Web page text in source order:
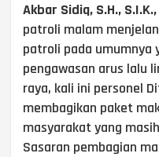
Akbar Sidiq, S.H., S.I.K.,
patroli malam
patroli pada umumnya
pengawasan arus lalu
raya, kali ini personel
membagikan paket
masyarakat yang
Sasaran pembagian